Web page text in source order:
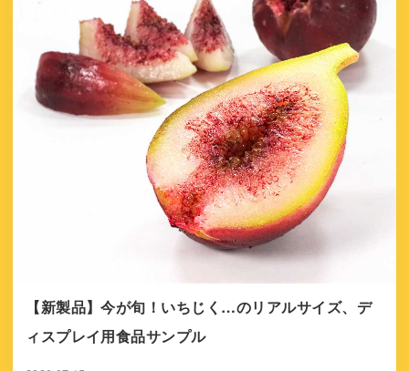
【新製品】今が旬！いちじく…のリアルサイズ、デ
ィスプレイ用食品サンプル